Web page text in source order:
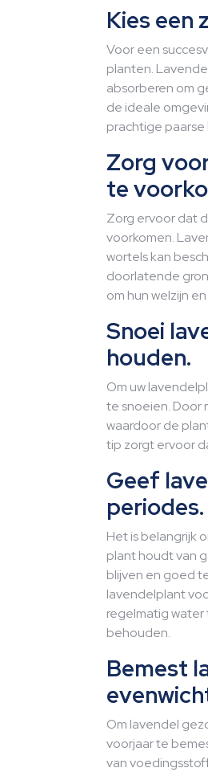
Kies een
Voor een
planten.
absorberen om
de ideale
prachtige
Zorg
te
Zorg ervoor dat
voorkomen.
wortels kan
doorlatende
om hun welzijn
Snoei
houden.
Om uw
te snoeien. Door
waardoor de
tip zorgt ervoor
Geef
periodes.
Het is belangrijk
plant houdt van
blijven en goed
lavendelplant
regelmatig
behouden.
Bemest
Om lavendel
voorjaar te
van